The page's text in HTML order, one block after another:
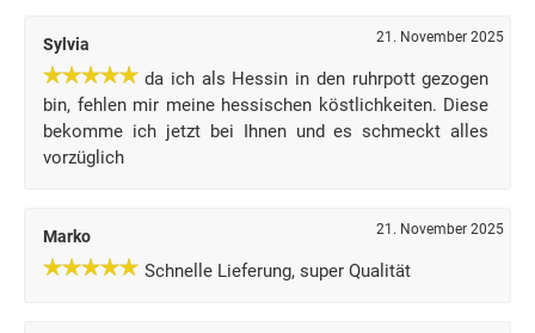
Sylvia 21. November 2025
da ich als Hessin in den ruhrpott gezogen
bin, fehlen mir meine hessischen köstlichkeiten. Diese
bekomme ich jetzt bei Ihnen und es schmeckt alles
vorzüglich
Marko 21. November 2025
Schnelle Lieferung, super Qualität